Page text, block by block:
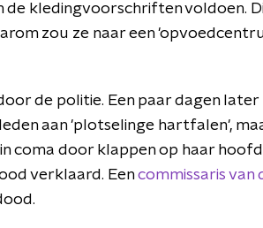
de kledingvoorschriften voldoen.
zou ze naar een
de politie. Een paar dagen later
aan 'plotselinge hartfalen',
coma door klappen op haar
verklaard. Eencommissaris van